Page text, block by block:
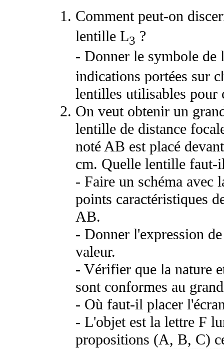
Comment peut-on
lentille L3 ?
- Donner le symbole de
indications portées sur
lentilles utilisables pour
On veut obtenir un
lentille de distance
noté AB est placé
cm. Quelle lentille faut-
- Faire un schéma avec
points caractéristiques
AB.
- Donner l'expression
valeur.
- Vérifier que la nature
sont conformes au
- Où faut-il placer
- L'objet est la lettre F
propositions (A, B, C)